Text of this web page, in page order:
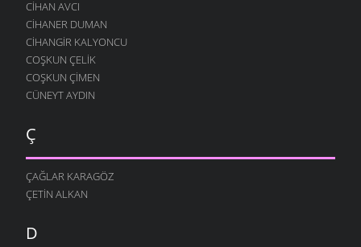
CIHAN AVCI
CIHANER DUMAN
CIHANGIR KALYONCU
COŞKUN ÇELIK
COŞKUN ÇIMEN
CÜNEYT AYDIN
Ç
ÇAĞLAR KARAGÖZ
ÇETIN ALKAN
D